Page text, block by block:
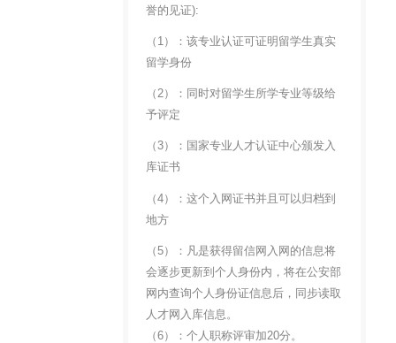
誉的见证):
（1）：该专业认证可证明留学生真实
留学身份
（2）：同时对留学生所学专业等级给
予评定
（3）：国家专业人才认证中心颁发入
库证书
（4）：这个入网证书并且可以归档到
地方
（5）：凡是获得留信网入网的信息将
会逐步更新到个人身份内，将在公安部
网内查询个人身份证信息后，同步读取
人才网入库信息。
（6）：个人职称评审加20分。